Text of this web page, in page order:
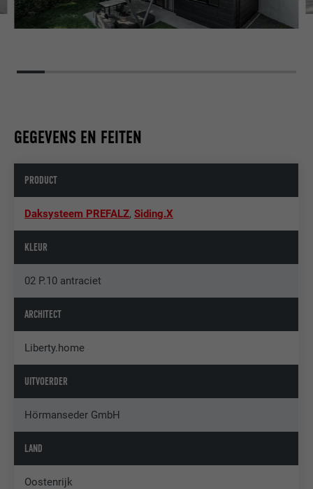
GEGEVENS EN FEITEN
PRODUCT
Daksysteem PREFALZ,Siding.X
KLEUR
02 P.10 antraciet
ARCHITECT
Liberty.home
UITVOERDER
Hörmanseder GmbH
LAND
Oostenrijk